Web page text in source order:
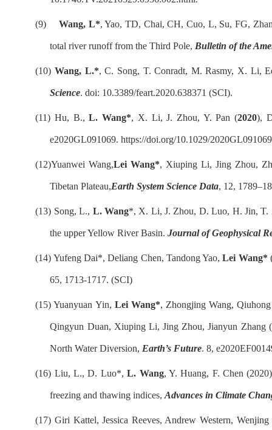
(9) Wang, L*, Yao, TD, Chai, CH, Cuo, L, Su, FG,
total river runoff from the Third Pole, Bulletin of the
(10) Wang, L.*, C. Song, T. Conradt, M. Rasmy, X. Li,
Science. doi: 10.3389/feart.2020.638371 (SCI).
(11) Hu, B.,L. Wang*, X. Li, J. Zhou, Y. Pan (2020),
e2020GL091069. https://doi.org/10.1029/
(12)Yuanwei Wang,Lei Wang*, Xiuping Li, Jing Zhou,
Tibetan Plateau,Earth System Science Data, 12,
(13) Song, L., L. Wang*, X. Li, J. Zhou, D. Luo, H. Jin, T.
the upper Yellow River Basin.Journal of Geophysical
(14) Yufeng Dai*, Deliang Chen, Tandong Yao,Lei Wang*
65, 1713-1717. (SCI)
(15) Yuanyuan Yin, Lei Wang*, Zhongjing Wang,
Qingyun Duan, Xiuping Li, Jing Zhou, Jianyun Zhang
North Water Diversion, Earth’s Future. 8,
(16) Liu, L., D. Luo*,L. Wang, Y. Huang, F. Chen
freezing and thawing indices,Advances in Climate
(17) Giri Kattel, Jessica Reeves, Andrew Western,